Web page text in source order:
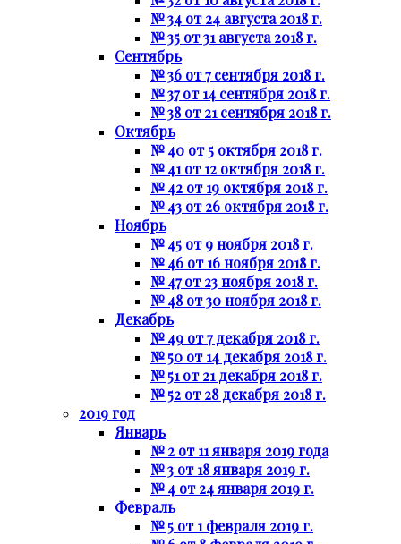
№ 34 от 24 августа 2018 г.
№ 35 от 31 августа 2018 г.
Сентябрь
№ 36 от 7 сентября 2018 г.
№ 37 от 14 сентября 2018 г.
№ 38 от 21 сентября 2018 г.
Октябрь
№ 40 от 5 октября 2018 г.
№ 41 от 12 октября 2018 г.
№ 42 от 19 октября 2018 г.
№ 43 от 26 октября 2018 г.
Ноябрь
№ 45 от 9 ноября 2018 г.
№ 46 от 16 ноября 2018 г.
№ 47 от 23 ноября 2018 г.
№ 48 от 30 ноября 2018 г.
Декабрь
№ 49 от 7 декабря 2018 г.
№ 50 от 14 декабря 2018 г.
№ 51 от 21 декабря 2018 г.
№ 52 от 28 декабря 2018 г.
2019 год
Январь
№ 2 от 11 января 2019 года
№ 3 от 18 января 2019 г.
№ 4 от 24 января 2019 г.
Февраль
№ 5 от 1 февраля 2019 г.